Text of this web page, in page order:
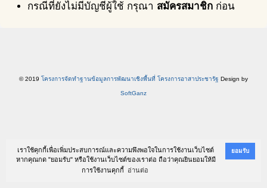
เราใช้คุกกี้เพื่อเพิ่มประสบการณ์และความพึงพอใจในการใช้งานเว็บไซต์
หากคุณกด "ยอมรับ" หรือใช้งานเว็บไซต์ของเราต่อ ถือว่าคุณยินยอมให้มี
การใช้งานคุกกี้
อ่านต่อ
ยอมรับ
กรณีที่ยังไม่มีบัญชีผู้ใช้ กรุณา สมัครสมาชิก ก่อน
© 2019 โครงการจัดทำฐานข้อมูลการพัฒนาเชิงพื้นที่ โครงการอาสาประชารัฐ Design by
SoftGanz